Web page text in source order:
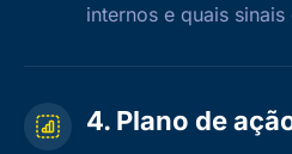
internos e quais
4. Plano de